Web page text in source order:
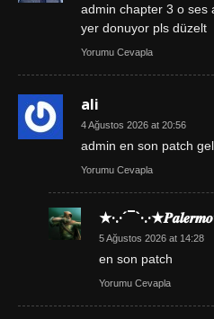
admin chapter 3 o ses
yer donuyor pls düzelt
Yorumu Cevapla
ali
4 Ağustos 2026 at 20:56
admin en son patch
Yorumu Cevapla
5 Ağustos 2026 at 14:28
en son patch
Yorumu Cevapla